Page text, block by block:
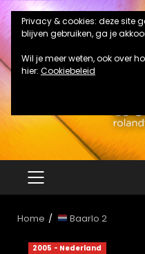
Ga
naar
de
inhoud
PRIMAIR
MENU
Home Baarlo 2
2005 - Nederland
Privacy & cookies: deze site
blijven gebruiken, ga je
Wil je meer weten, ook over
hier: Cookiebeleid